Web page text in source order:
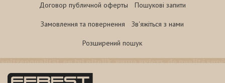
Договор публичной оферты Пошукові запити
Замовлення та повернення Зв'яжіться з нами
Розширений пошук